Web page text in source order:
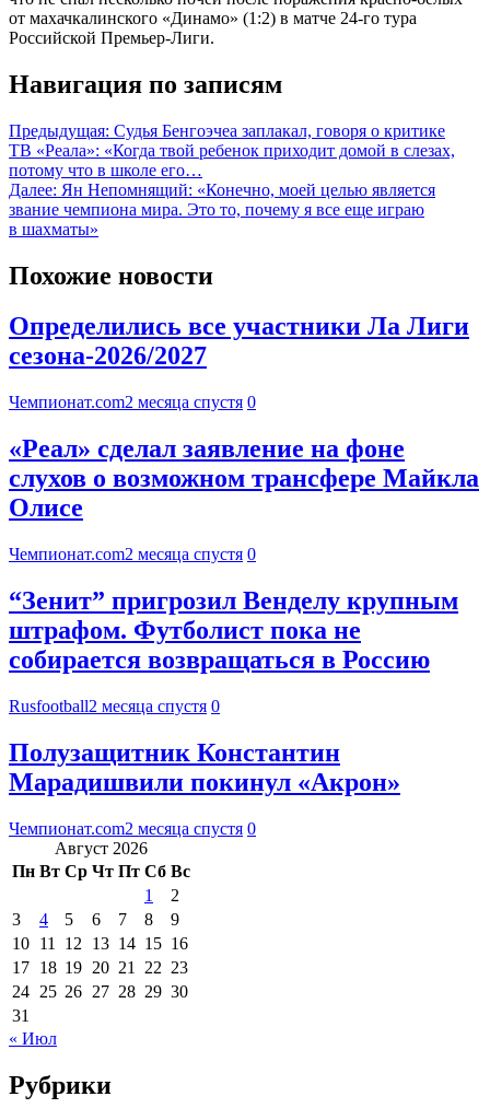
от махачкалинского «Динамо» (1:2) в матче 24-го тура
Российской Премьер-Лиги.
Навигация по записям
Предыдущая: Судья Бенгоэчеа заплакал, говоря о критике
ТВ «Реала»: «Когда твой ребенок приходит домой в слезах,
потому что в школе его…
Далее: Ян Непомнящий: «Конечно, моей целью является
звание чемпиона мира. Это то, почему я все еще играю
в шахматы»
Похожие новости
Определились все участники Ла Лиги
сезона-2026/2027
Чемпионат.com2 месяца спустя 0
«Реал» сделал заявление на фоне
слухов о возможном трансфере Майкла
Олисе
Чемпионат.com2 месяца спустя 0
“Зенит” пригрозил Венделу крупным
штрафом. Футболист пока не
собирается возвращаться в Россию
Rusfootball2 месяца спустя 0
Полузащитник Константин
Марадишвили покинул «Акрон»
Чемпионат.com2 месяца спустя 0
Август 2026
Пн Вт Ср Чт Пт Сб Вс
1
2
3
4 5 6 7 8
9
10 11 12 13 14 15 16
17 18 19 20 21 22 23
24 25 26 27 28 29 30
31
« Июл
Рубрики